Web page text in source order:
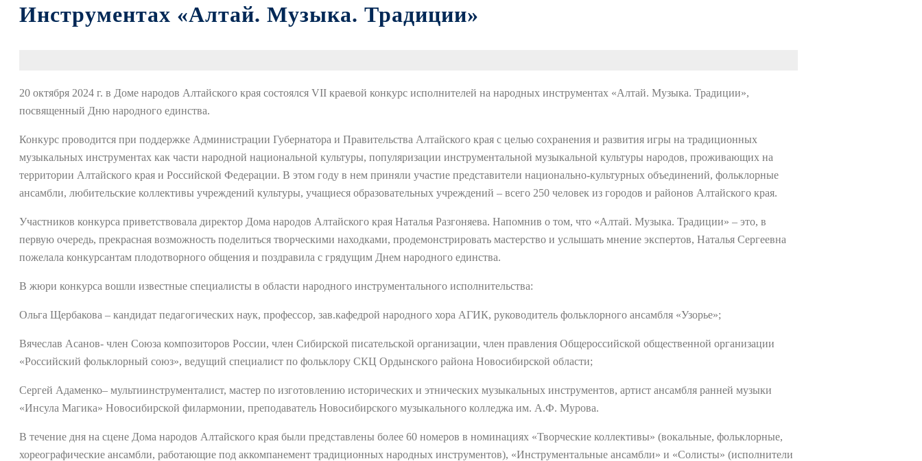
Инструментах «Алтай. Музыка. Традиции»
20 октября 2024 г. в Доме народов Алтайского края состоялся VII краевой конкурс исполнителей на народных инструментах «Алтай. Музыка. Традиции»,
посвященный Дню народного единства.
Конкурс проводится при поддержке Администрации Губернатора и Правительства Алтайского края с целью сохранения и развития игры на традиционных
музыкальных инструментах как части народной национальной культуры, популяризации инструментальной музыкальной культуры народов, проживающих на
территории Алтайского края и Российской Федерации. В этом году в нем приняли участие представители национально-культурных объединений, фольклорные
ансамбли, любительские коллективы учреждений культуры, учащиеся образовательных учреждений – всего 250 человек из городов и районов Алтайского края.
Участников конкурса приветствовала директор Дома народов Алтайского края Наталья Разгоняева. Напомнив о том, что «Алтай. Музыка. Традиции» – это, в
первую очередь, прекрасная возможность поделиться творческими находками, продемонстрировать мастерство и услышать мнение экспертов, Наталья Сергеевна
пожелала конкурсантам плодотворного общения и поздравила с грядущим Днем народного единства.
В жюри конкурса вошли известные специалисты в области народного инструментального исполнительства:
Ольга Щербакова – кандидат педагогических наук, профессор, зав.кафедрой народного хора АГИК, руководитель фольклорного ансамбля «Узорье»;
Вячеслав Асанов- член Союза композиторов России, член Сибирской писательской организации, член правления Общероссийской общественной организации
«Российский фольклорный союз», ведущий специалист по фольклору СКЦ Ордынского района Новосибирской области;
Сергей Адаменко– мультиинструменталист, мастер по изготовлению исторических и этнических музыкальных инструментов, артист ансамбля ранней музыки
«Инсула Магика» Новосибирской филармонии, преподаватель Новосибирского музыкального колледжа им. А.Ф. Мурова.
В течение дня на сцене Дома народов Алтайского края были представлены более 60 номеров в номинациях «Творческие коллективы» (вокальные, фольклорные,
хореографические ансамбли, работающие под аккомпанемент традиционных народных инструментов), «Инструментальные ансамбли» и «Солисты» (исполнители